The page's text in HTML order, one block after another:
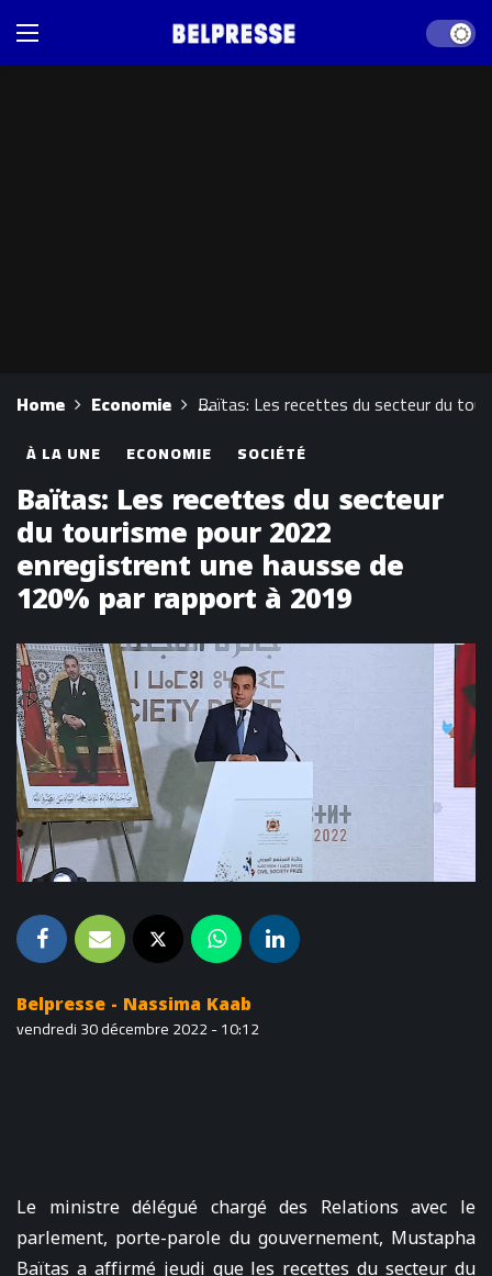
Dark
Home Economie Baïtas: Les recettes du secteur du
À LA UNE ECONOMIE SOCIÉTÉ
Baïtas: Les recettes du secteur
du tourisme pour 2022
enregistrent une hausse de
120% par rapport à 2019
Belpresse - Nassima Kaab
vendredi 30 décembre 2022 - 10:12
Le ministre délégué chargé des Relations avec le
parlement, porte-parole du gouvernement, Mustapha